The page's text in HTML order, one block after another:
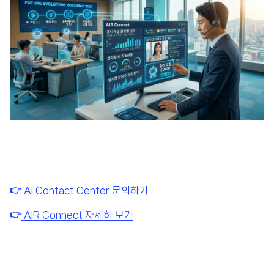
👉 AI Contact Center 문의하기
👉 AIR Connect 자세히 보기